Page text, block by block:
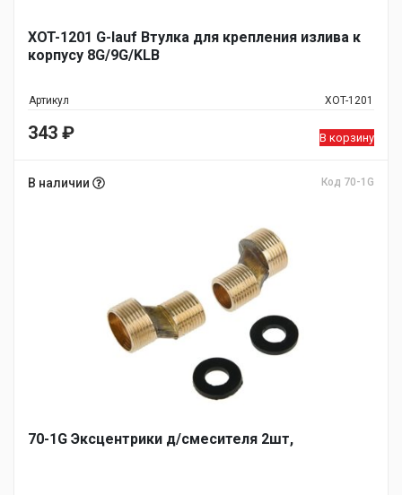
XOT-1201 G-lauf Втулка для крепления излива к
корпусу 8G/9G/KLB
Артикул XOT-1201
343 ₽ В корзину
В наличии Код 70-1G
70-1G Эксцентрики д/смесителя 2шт,